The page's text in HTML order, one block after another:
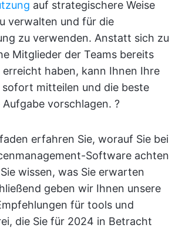
auf strategischere Weise
verwalten und für die
zu verwenden. Anstatt sich zu
Mitglieder der Teams bereits
haben, kann Ihnen Ihre
mitteilen und die beste
vorschlagen. ?
erfahren Sie, worauf Sie bei
Software achten
wissen, was Sie erwarten
geben wir Ihnen unsere
für tools und
die Sie für 2024 in Betracht